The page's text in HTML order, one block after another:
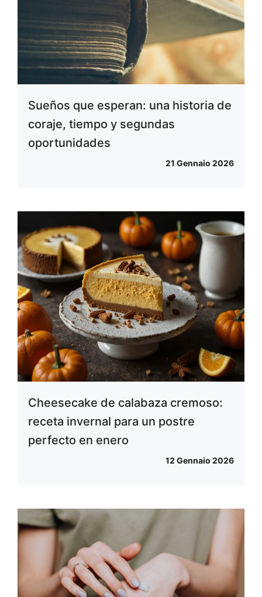
Sueños que esperan: una historia de
coraje, tiempo y segundas
oportunidades
21 Gennaio 2026
Cheesecake de calabaza cremoso:
receta invernal para un postre
perfecto en enero
12 Gennaio 2026